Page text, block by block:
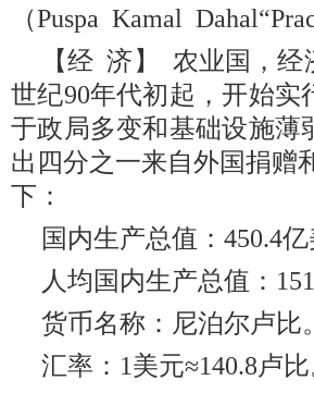
（Puspa Kamal
【经 济】 农业国，
世纪90年代初起，开始
于政局多变和基础设施薄
出四分之一来自外国捐赠
下：
国内生产总值：450.4亿
人均国内生产总值：
货币名称：尼泊尔卢比。
汇率：1美元≈140.8卢比